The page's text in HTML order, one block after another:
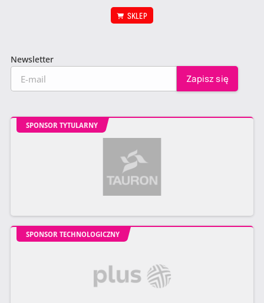
SKLEP
Newsletter
SPONSOR TYTULARNY
SPONSOR TECHNOLOGICZNY